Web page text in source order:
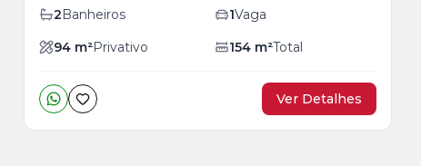
2Banheiros 1Vaga
94m²Privativo 154 m²Total
Ver Detalhes